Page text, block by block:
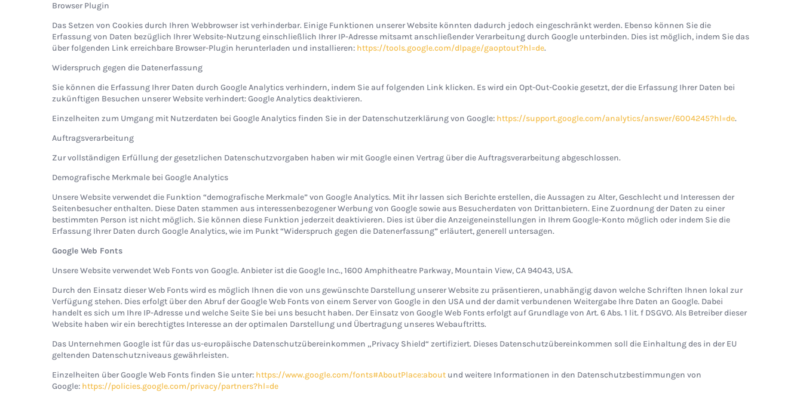
Browser Plugin
Das Setzen von Cookies durch Ihren Webbrowser ist verhinderbar. Einige Funktionen unserer Website könnten dadurch jedoch eingeschränkt werden. Ebenso können Sie die
Erfassung von Daten bezüglich Ihrer Website-Nutzung einschließlich Ihrer IP-Adresse mitsamt anschließender Verarbeitung durch Google unterbinden. Dies ist möglich, indem Sie das
über folgenden Link erreichbare Browser-Plugin herunterladen und installieren: https://tools.google.com/dlpage/gaoptout?hl=de.
Widerspruch gegen die Datenerfassung
Sie können die Erfassung Ihrer Daten durch Google Analytics verhindern, indem Sie auf folgenden Link klicken. Es wird ein Opt-Out-Cookie gesetzt, der die Erfassung Ihrer Daten bei
zukünftigen Besuchen unserer Website verhindert: Google Analytics deaktivieren.
Einzelheiten zum Umgang mit Nutzerdaten bei Google Analytics finden Sie in der Datenschutzerklärung von Google: https://support.google.com/analytics/answer/6004245?hl=de.
Auftragsverarbeitung
Zur vollständigen Erfüllung der gesetzlichen Datenschutzvorgaben haben wir mit Google einen Vertrag über die Auftragsverarbeitung abgeschlossen.
Demografische Merkmale bei Google Analytics
Unsere Website verwendet die Funktion “demografische Merkmale” von Google Analytics. Mit ihr lassen sich Berichte erstellen, die Aussagen zu Alter, Geschlecht und Interessen der
Seitenbesucher enthalten. Diese Daten stammen aus interessenbezogener Werbung von Google sowie aus Besucherdaten von Drittanbietern. Eine Zuordnung der Daten zu einer
bestimmten Person ist nicht möglich. Sie können diese Funktion jederzeit deaktivieren. Dies ist über die Anzeigeneinstellungen in Ihrem Google-Konto möglich oder indem Sie die
Erfassung Ihrer Daten durch Google Analytics, wie im Punkt “Widerspruch gegen die Datenerfassung” erläutert, generell untersagen.
Google Web Fonts
Unsere Website verwendet Web Fonts von Google. Anbieter ist die Google Inc., 1600 Amphitheatre Parkway, Mountain View, CA 94043, USA.
Durch den Einsatz dieser Web Fonts wird es möglich Ihnen die von uns gewünschte Darstellung unserer Website zu präsentieren, unabhängig davon welche Schriften Ihnen lokal zur
Verfügung stehen. Dies erfolgt über den Abruf der Google Web Fonts von einem Server von Google in den USA und der damit verbundenen Weitergabe Ihre Daten an Google. Dabei
handelt es sich um Ihre IP-Adresse und welche Seite Sie bei uns besucht haben. Der Einsatz von Google Web Fonts erfolgt auf Grundlage von Art. 6 Abs. 1 lit. f DSGVO. Als Betreiber dieser
Website haben wir ein berechtigtes Interesse an der optimalen Darstellung und Übertragung unseres Webauftritts.
Das Unternehmen Google ist für das us-europäische Datenschutzübereinkommen „Privacy Shield“ zertifiziert. Dieses Datenschutzübereinkommen soll die Einhaltung des in der EU
geltenden Datenschutzniveaus gewährleisten.
Einzelheiten über Google Web Fonts finden Sie unter: https://www.google.com/fonts#AboutPlace:about und weitere Informationen in den Datenschutzbestimmungen von
Google: https://policies.google.com/privacy/partners?hl=de